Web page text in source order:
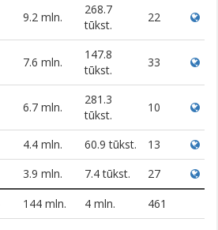
9.2 mln.
268.7
tūkst.
22
7.6 mln.
147.8
tūkst.
33
6.7 mln.
281.3
tūkst.
10
4.4 mln. 60.9 tūkst.
13
3.9 mln. 7.4 tūkst.
27
144 mln. 4 mln. 461